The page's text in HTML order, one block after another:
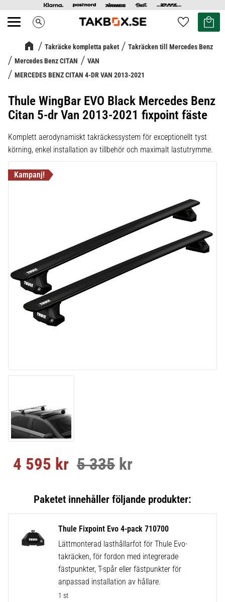
Meny search Favoriter
Kundvagn
Takräcke kompletta paket
Takräcken till Mercedes Benz
Mercedes Benz CITAN
VAN
MERCEDES BENZ CITAN 4-DR VAN 2013-2021
Thule WingBar EVO Black Mercedes Benz
Citan 5-dr Van 2013-2021 fixpoint fäste
Komplett aerodynamiskt takräckessystem för exceptionellt tyst
körning, enkel installation av tillbehör och maximalt lastutrymme.
Nedsatt pris:
4 595 kr Ordinarie pris:
5 335 kr
Thule Fixpoint Evo 4-pack 710700
Lättmonterad lasthållarfot för Thule Evo-
takräcken, för fordon med integrerade
fästpunkter, T-spår eller fästpunkter för
anpassad installation av hållare.
1 st